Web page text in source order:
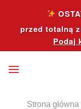
contentprzed totalną
Podaj
Strona główna